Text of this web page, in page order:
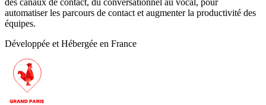
des canaux de contact, du conversationnel au vocal, pour
automatiser les parcours de contact et augmenter la productivité des
équipes.
Développée et Hébergée en France